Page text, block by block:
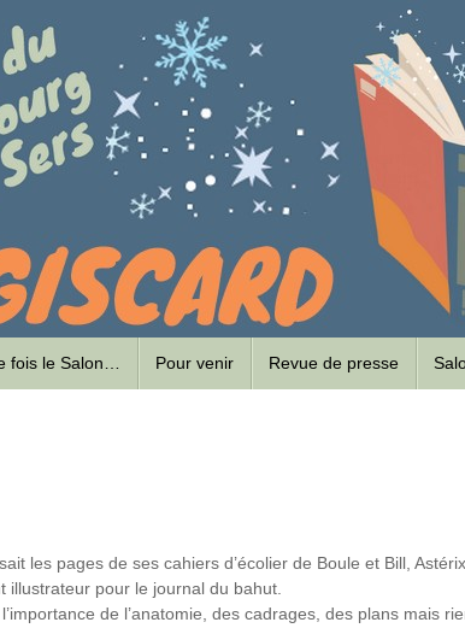
fois le Salon… Pour venir Revue de presse
les pages de ses cahiers d’écolier de Boule et Bill,
illustrateur pour le journal du bahut.
de l’anatomie, des cadrages, des plans mais